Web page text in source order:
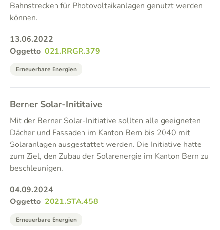
Bahnstrecken für Photovoltaikanlagen genutzt werden
können.
13.06.2022
Oggetto 021.RRGR.379
Erneuerbare Energien
Berner Solar-Inititaive
Mit der Berner Solar-Initiative sollten alle geeigneten
Dächer und Fassaden im Kanton Bern bis 2040 mit
Solaranlagen ausgestattet werden. Die Initiative hatte
zum Ziel, den Zubau der Solarenergie im Kanton Bern zu
beschleunigen.
04.09.2024
Oggetto 2021.STA.458
Erneuerbare Energien